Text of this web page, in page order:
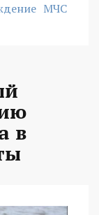
МЧС
в